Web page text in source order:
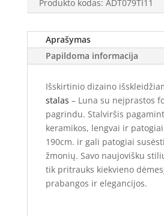
2249.00 €.
Produkto kodas: ADT079TI11
Aprašymas
Papildoma informacija
Išskirtinio dizaino
stalas – Luna su neįprastos
pagrindu. Stalviršis
keramikos, lengvai ir
190cm. ir gali patogiai
žmonių. Savo naujovišku
tik pritrauks kiekvieno
prabangos ir elegancijos.